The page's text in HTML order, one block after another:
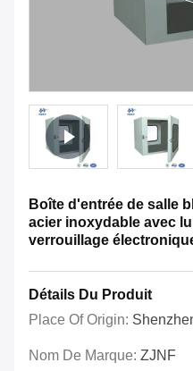
Boîte d'entrée de salle
acier inoxydable avec
verrouillage
Détails Du Produit
Place Of Origin:
Nom De Marque: ZJNF